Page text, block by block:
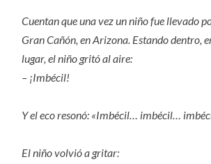
Cuentan que una vez un niño fue llevado
Gran Cañón, en Arizona. Estando dentro,
lugar, el niño gritó al aire:
– ¡Imbécil!
Y el eco resonó: «Imbécil… imbécil…
El niño volvió a gritar: